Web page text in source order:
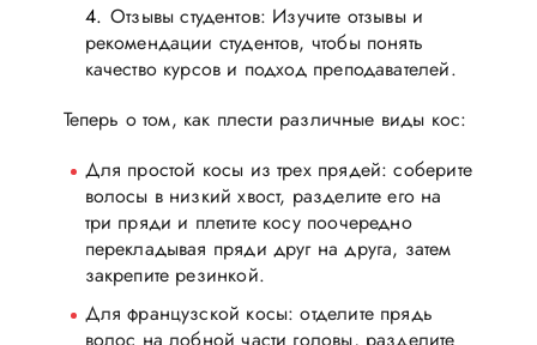
Отзывы студентов: Изучите отзывы и
рекомендации студентов, чтобы понять
качество курсов и подход преподавателей.
Теперь о том, как плести различные виды кос:
Для простой косы из трех прядей: соберите
волосы в низкий хвост, разделите его на
три пряди и плетите косу поочередно
перекладывая пряди друг на друга, затем
закрепите резинкой.
Для французской косы: отделите прядь
волос на лобной части головы, разделите